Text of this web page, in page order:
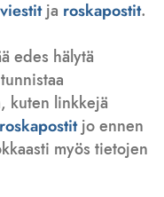
ja roskapostit.
edes hälytä
kuten linkkejä
roskapostitjo ennen
myös tietojen